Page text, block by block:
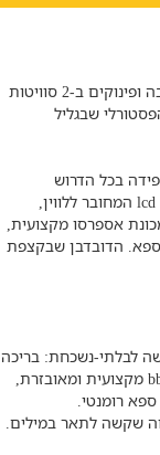
- חופשה זוגית יוקרתית, מלאת אהבה ופינוקים ב-2 סוויטות
שבגליל
בכל הדרוש
להנאתכם המירבית: מיטה זוגית גדולה עם מצעים מלטפים, מולה מסך טלוויזיה lcd המחובר ללווין,
אספרסו מקצועית,
ספא. הדובדבן שבקצפת
לבלתי-נשכחת: בריכה
גדולה ומרעננת, לצדה מיטות שיזוף, פינת ישיבה מוצלות, נדנדה כפרית, פינת bbq מקצועית ומאובזרת,
רומנטי.
שקשה לתאר במילים.